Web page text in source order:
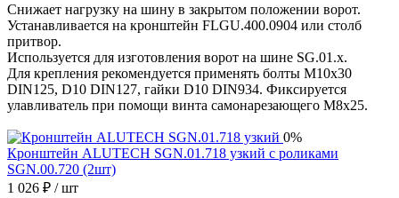
Снижает нагрузку на шину в закрытом положении ворот.
Устанавливается на кронштейн FLGU.400.0904 или столб
притвор.
Используется для изготовления ворот на шине SG.01.x.
Для крепления рекомендуется применять болты М10х30
DIN125, D10 DIN127, гайки D10 DIN934. Фиксируется
улавливатель при помощи винта самонарезающего М8х25.
0%
Кронштейн ALUTECH SGN.01.718 узкий c роликами
SGN.00.720 (2шт)
1 026 ₽ / шт